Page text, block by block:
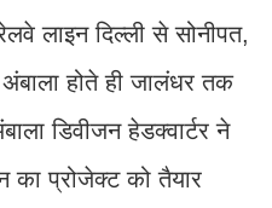
लाइन दिल्ली से सोनीपत,
होते ही जालंधर तक
डिवीजन हेडक्वार्टर ने
का प्रोजेक्ट को तैयार